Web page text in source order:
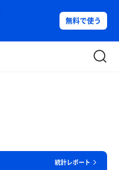
無料で使う
統計レポート